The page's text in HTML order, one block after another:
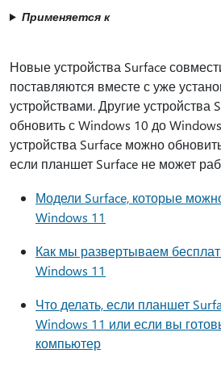
Применяется к
Новые устройства Surface
поставляются вместе с уже
устройствами. Другие устройства
обновить с Windows 10 до
устройства Surface можно
если планшет Surface не может
Модели Surface, которые
Windows 11
Как мы развертываем
Windows 11
Что делать, если планшет
Windows 11 или если вы
компьютер